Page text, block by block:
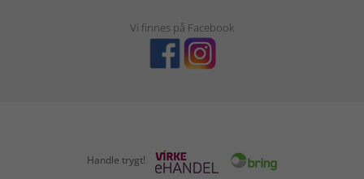
Vi finnes på Facebook
Handle trygt!